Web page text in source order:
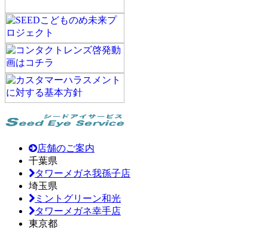
店舗のご案内
千葉県
タワーメガネ我孫子店
埼玉県
ミントグリーン和光
タワーメガネ幸手店
東京都